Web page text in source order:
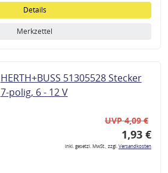
Details
Merkzettel
HERTH+BUSS 51305528 Stecker
7-polig, 6 - 12 V
UVP 4,09 €
1,93 €
inkl. gesetzl. MwSt., zzgl.Versandkosten